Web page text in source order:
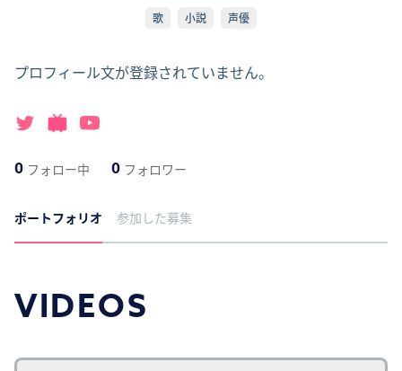
歌 小説 声優
プロフィール文が登録されていません。
0 フォロー中 0 フォロワー
ポートフォリオ 参加した募集
VIDEOS